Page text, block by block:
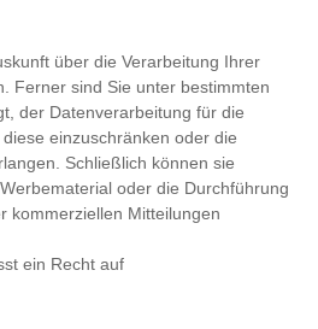
über die Verarbeitung Ihrer
Ferner sind Sie unter bestimmten
der Datenverarbeitung für die
einzuschränken oder die
Schließlich können sie
oder die Durchführung
kommerziellen Mitteilungen
ein Recht auf